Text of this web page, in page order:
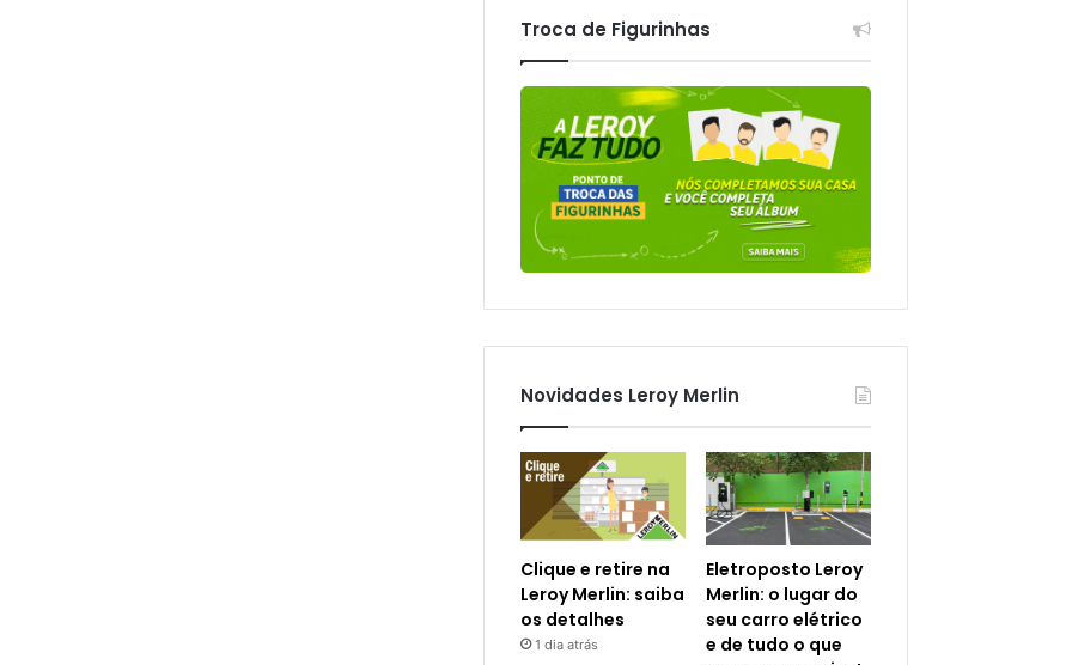
Troca de Figurinhas
Novidades Leroy Merlin
Clique e retire na
Leroy Merlin: saiba
os detalhes
1 dia atrás
Eletroposto Leroy
Merlin: o lugar do
seu carro elétrico
e de tudo o que